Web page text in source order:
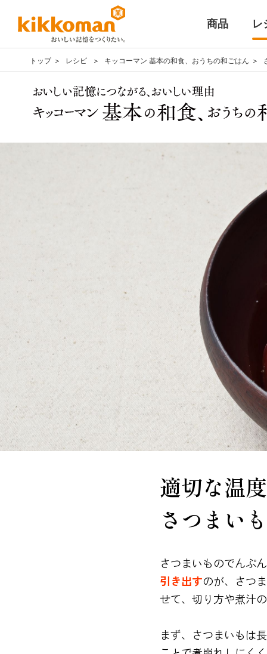
商品 レ
トップ レシピ キッコーマン 基本の和食、おうちの和ごはん
適切な温
さつまい
さつまいものでんぷ
引き出すのが、さつ
せて、切り方や煮汁
まず、さつまいもは